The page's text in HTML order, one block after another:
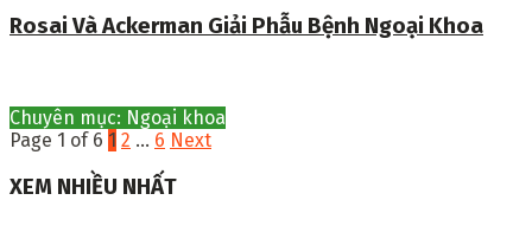
Rosai Và Ackerman Giải Phẫu Bệnh Ngoại Khoa
Chuyên mục: Ngoại khoa
Page 1 of 6 1 2 … 6 Next
XEM NHIỀU NHẤT